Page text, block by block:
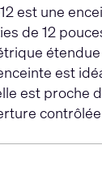
est une
de 12
est
est proche
contrôlée